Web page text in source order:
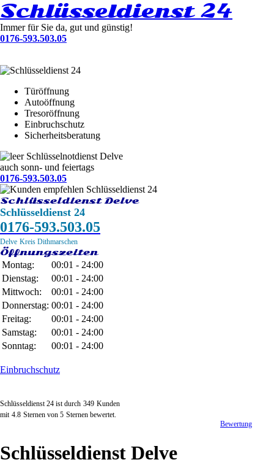
Schlüsseldienst 24
Immer für Sie da, gut und günstig!
0176-593.503.05
Türöffnung
Autoöffnung
Tresoröffnung
Einbruchschutz
Sicherheitsberatung
Schlüsselnotdienst Delve
auch sonn- und feiertags
0176-593.503.05
Schlüsseldienst Delve
Schlüsseldienst 24
0176-593.503.05
Delve Kreis Dithmarschen
Öffnungszeiten
Montag:
00:01 - 24:00
Dienstag:
00:01 - 24:00
Mittwoch:
00:01 - 24:00
Donnerstag: 00:01 - 24:00
Freitag:
00:01 - 24:00
Samstag:
00:01 - 24:00
Sonntag:
00:01 - 24:00
Einbruchschutz
Schlüsseldienst 24 ist durch 349 Kunden
mit 4.8 Sternen von 5 Sternen bewertet.
Bewertung
Schlüsseldienst Delve